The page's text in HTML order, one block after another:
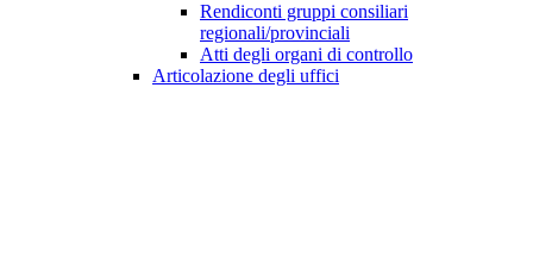
Rendiconti gruppi consiliari
regionali/provinciali
Atti degli organi di controllo
Articolazione degli uffici